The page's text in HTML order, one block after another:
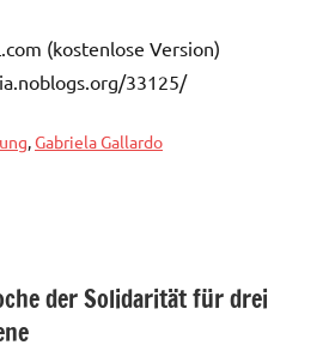
(kostenlose Version)
33125/
,Gabriela Gallardo
der Solidarität für drei